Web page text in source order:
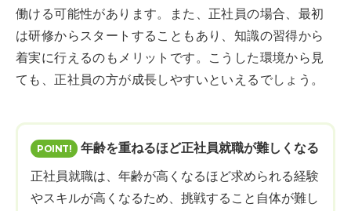
働ける可能性があります。また、正社員の場合、最初
は研修からスタートすることもあり、知識の習得から
着実に行えるのもメリットです。こうした環境から見
ても、正社員の方が成長しやすいといえるでしょう。
年齢を重ねるほど正社員就職が難しくなる
正社員就職は、年齢が高くなるほど求められる経験
やスキルが高くなるため、挑戦すること自体が難し